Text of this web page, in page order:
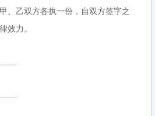
、乙双方各执一份，自双方签字之
效力。